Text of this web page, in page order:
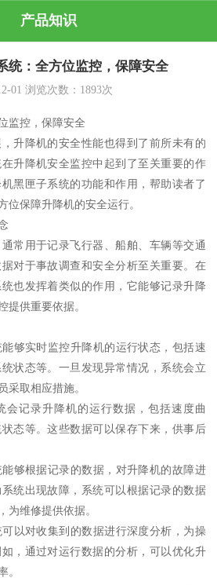
产品知识
统：全方位监控，保障安全
01 浏览次数： 1893次
监控，保障安全
升降机的安全性能也得到了前所未有的
升降机安全监控中起到了至关重要的作
黑匣子系统的功能和作用，帮助读者了
位保障升降机的安全运行。
常用于记录飞行器、船舶、车辆等交通
对于事故调查和安全分析至关重要。在
也发挥着类似的作用，它能够记录升降
提供重要依据。
够实时监控升降机的运行状态，包括速
状态等。一旦发现异常情况，系统会立
采取相应措施。
会记录升降机的运行数据，包括速度曲
态等。这些数据可以保存下来，供事后
够根据记录的数据，对升降机的故障进
统出现故障，系统可以根据记录的数据
为维修提供依据。
以对收集到的数据进行深度分析，为操
，通过对运行数据的分析，可以优化升
。